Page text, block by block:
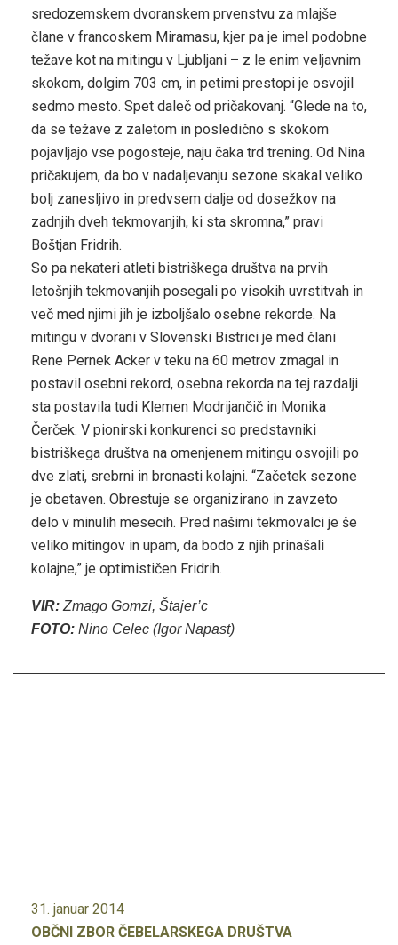
sredozemskem dvoranskem prvenstvu za mlajše
člane v francoskem Miramasu, kjer pa je imel podobne
težave kot na mitingu v Ljubljani – z le enim veljavnim
skokom, dolgim 703 cm, in petimi prestopi je osvojil
sedmo mesto. Spet daleč od pričakovanj. “Glede na to,
da se težave z zaletom in posledično s skokom
pojavljajo vse pogosteje, naju čaka trd trening. Od Nina
pričakujem, da bo v nadaljevanju sezone skakal veliko
bolj zanesljivo in predvsem dalje od dosežkov na
zadnjih dveh tekmovanjih, ki sta skromna,” pravi
Boštjan Fridrih.
So pa nekateri atleti bistriškega društva na prvih
letošnjih tekmovanjih posegali po visokih uvrstitvah in
več med njimi jih je izboljšalo osebne rekorde. Na
mitingu v dvorani v Slovenski Bistrici je med člani
Rene Pernek Acker v teku na 60 metrov zmagal in
postavil osebni rekord, osebna rekorda na tej razdalji
sta postavila tudi Klemen Modrijančič in Monika
Čerček. V pionirski konkurenci so predstavniki
bistriškega društva na omenjenem mitingu osvojili po
dve zlati, srebrni in bronasti kolajni. “Začetek sezone
je obetaven. Obrestuje se organizirano in zavzeto
delo v minulih mesecih. Pred našimi tekmovalci je še
veliko mitingov in upam, da bodo z njih prinašali
kolajne,” je optimističen Fridrih.
VIR: Zmago Gomzi, Štajer’c
FOTO: Nino Celec (Igor Napast)
31. januar 2014
OBČNI ZBOR ČEBELARSKEGA DRUŠTVA